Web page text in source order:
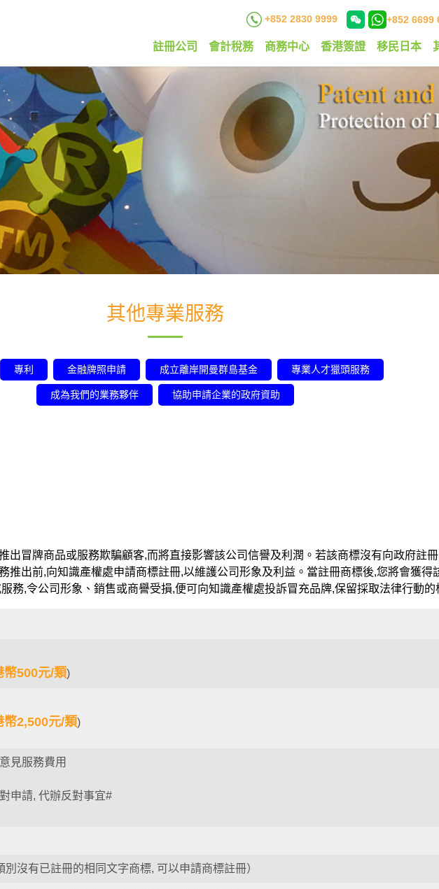
+852 2830 9999 +852 6699
註冊公司 會計稅務 商務中心 香港簽證 移民日本
其他專業服務
專利 金融牌照申請 成立離岸開曼群島基金 專業人才獵頭服務
成為我們的業務夥伴 協助申請企業的政府資助
出冒牌商品或服務欺騙顧客,而將直接影響該公司信譽及利潤。若該商標沒有向政府註
推出前,向知識產權處申請商標註冊,以維護公司形象及利益。當註冊商標後,您將會獲得
務,令公司形象、銷售或商譽受損,便可向知識產權處投訴冒充品牌,保留採取法律行動的
幣500元/類)
幣2,500元/類)
見服務費用
申請, 代辦反對事宜#
沒有已註冊的相同文字商標, 可以申請商標註冊）